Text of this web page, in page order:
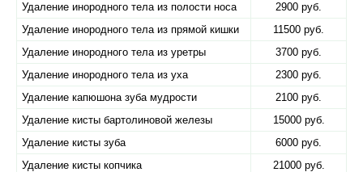
Удаление инородного тела из полости носа
2900 руб.
Удаление инородного тела из прямой кишки
11500 руб.
Удаление инородного тела из уретры
3700 руб.
Удаление инородного тела из уха
2300 руб.
Удаление капюшона зуба мудрости
2100 руб.
Удаление кисты бартолиновой железы
15000 руб.
Удаление кисты зуба
6000 руб.
Удаление кисты копчика
21000 руб.